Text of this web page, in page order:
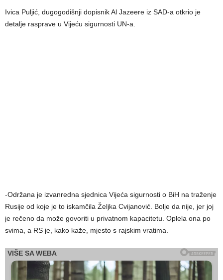
Ivica Puljić, dugogodišnji dopisnik Al Jazeere iz SAD-a otkrio je
detalje rasprave u Vijeću sigurnosti UN-a.
-Održana je izvanredna sjednica Vijeća sigurnosti o BiH na traženje
Rusije od koje je to iskamčila Željka Cvijanović. Bolje da nije, jer joj
je rečeno da može govoriti u privatnom kapacitetu. Oplela ona po
svima, a RS je, kako kaže, mjesto s rajskim vratima.